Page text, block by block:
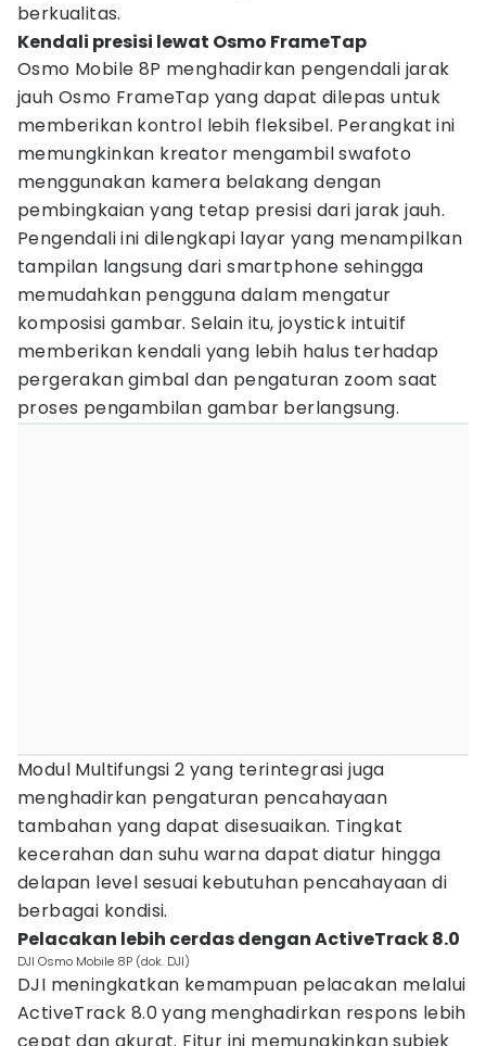
berkualitas.
Kendali presisi lewat Osmo FrameTap
Osmo Mobile 8P menghadirkan pengendali jarak
jauh Osmo FrameTap yang dapat dilepas untuk
memberikan kontrol lebih fleksibel. Perangkat ini
memungkinkan kreator mengambil swafoto
menggunakan kamera belakang dengan
pembingkaian yang tetap presisi dari jarak jauh.
Pengendali ini dilengkapi layar yang menampilkan
tampilan langsung dari smartphone sehingga
memudahkan pengguna dalam mengatur
komposisi gambar. Selain itu, joystick intuitif
memberikan kendali yang lebih halus terhadap
pergerakan gimbal dan pengaturan zoom saat
proses pengambilan gambar berlangsung.
Modul Multifungsi 2 yang terintegrasi juga
menghadirkan pengaturan pencahayaan
tambahan yang dapat disesuaikan. Tingkat
kecerahan dan suhu warna dapat diatur hingga
delapan level sesuai kebutuhan pencahayaan di
berbagai kondisi.
Pelacakan lebih cerdas dengan ActiveTrack 8.0
DJI Osmo Mobile 8P (dok. DJI)
DJI meningkatkan kemampuan pelacakan melalui
ActiveTrack 8.0 yang menghadirkan respons lebih